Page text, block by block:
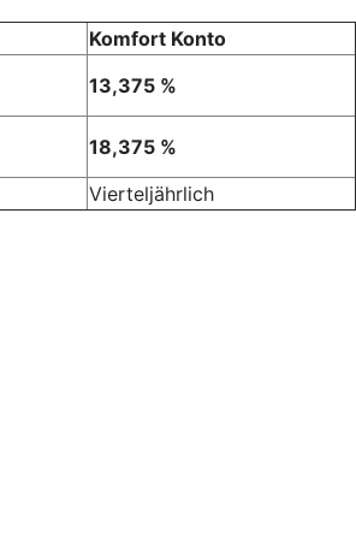
Komfort Konto
13,375 %
18,375 %
Vierteljährlich